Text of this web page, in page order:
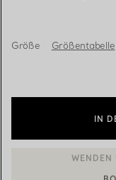
Größe Größentabelle
IN
EINEN